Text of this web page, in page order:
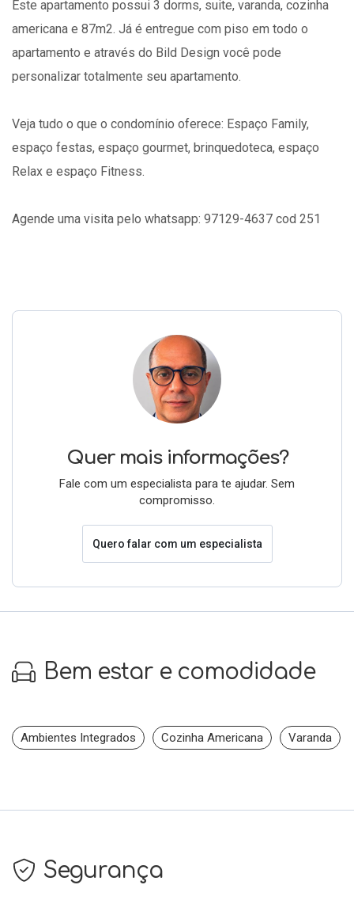
Este apartamento possui 3 dorms, suite, varanda, cozinha
americana e 87m2. Já é entregue com piso em todo o
apartamento e através do Bild Design você pode
personalizar totalmente seu apartamento.
Veja tudo o que o condomínio oferece: Espaço Family,
espaço festas, espaço gourmet, brinquedoteca, espaço
Relax e espaço Fitness.
Agende uma visita pelo whatsapp: 97129-4637 cod 251
Quer mais informações?
Fale com um especialista para te ajudar. Sem
compromisso.
Quero falar com um especialista
Bem estar e comodidade
Ambientes Integrados Cozinha Americana Varanda
Segurança